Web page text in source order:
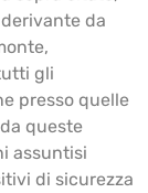
da
gli
presso quelle
queste
assuntisi
di sicurezza